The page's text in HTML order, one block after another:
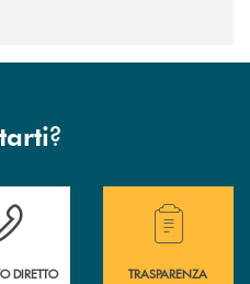
?
della Banca.
di assistenza immediata?
DIRETTO
Hai bisogno di
TRASPARENZA